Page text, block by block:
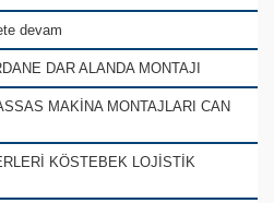
devam
DAR ALANDA MONTAJI
MAKİNA MONTAJLARI CAN
KÖSTEBEK LOJİSTİK